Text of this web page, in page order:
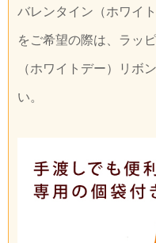
バレンタイン（ホワイ
をご希望の際は、ラッ
（ホワイトデー）リボ
い。